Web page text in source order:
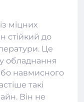
міцних
стійкий до
Це
обладнання
навмисного
такі
Він не